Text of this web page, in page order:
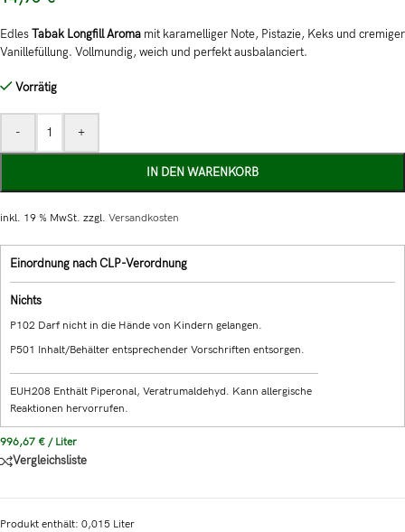
EdlesTabak Longfill Aroma mit karamelliger Note, Pistazie, Keks und cremiger
Vanillefüllung. Vollmundig, weich und perfekt ausbalanciert.
Vorrätig
- +
IN DEN WARENKORB
inkl. 19 % MwSt. zzgl. Versandkosten
Einordnung nach CLP-Verordnung
Nichts
P102 Darf nicht in die Hände von Kindern gelangen.
P501 Inhalt/Behälter entsprechender Vorschriften entsorgen.
EUH208 Enthält Piperonal, Veratrumaldehyd. Kann allergische
Reaktionen hervorrufen.
996,67 € / Liter
Vergleichsliste
Produkt enthält: 0,015 Liter